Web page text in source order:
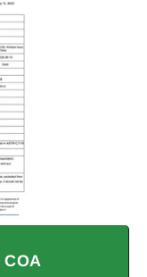
COA - شهادة تحليل COA (لكل دفعة)